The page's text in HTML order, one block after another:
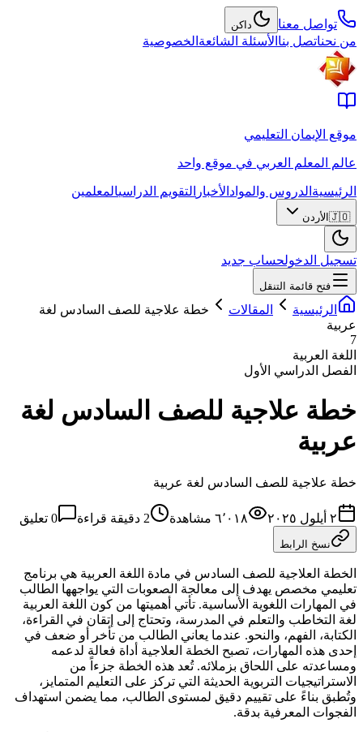
تواصل معنا داكن
من نحناتصل بنا الأسئلة الشائعة الخصوصية
موقع الإيمان التعليمي
عالم المعلم العربي في موقع واحد
الرئيسية الدروس والمواد الأخبار التقويم الدراسيالمعلمين
🇯🇴 الأردن
تسجيل الدخولحساب جديد
فتح قائمة التنقل
الرئيسية المقالات
خطة علاجية للصف السادس لغة
عربية
7
اللغة العربية
الفصل الدراسي الأول
خطة علاجية للصف السادس لغة
عربية
خطة علاجية للصف السادس لغة عربية
٢ أيلول ٢٠٢٥ ٦٬٠١٨ مشاهدة 2 دقيقة قراءة 0 تعليق
نسخ الرابط
الخطة العلاجية للصف السادس في مادة اللغة العربية هي برنامج
تعليمي مخصص يهدف إلى معالجة الصعوبات التي يواجهها الطالب
في المهارات اللغوية الأساسية. تأتي أهميتها من كون اللغة العربية
لغة التخاطب والتعلم في المدرسة، وتحتاج إلى إتقان في القراءة،
الكتابة، الفهم، والنحو. عندما يعاني الطالب من تأخر أو ضعف في
إحدى هذه المهارات، تصبح الخطة العلاجية أداة فعالة لدعمه
ومساعدته على اللحاق بزملائه. تُعد هذه الخطة جزءاً من
الاستراتيجيات التربوية الحديثة التي تركز على التعليم المتمايز،
وتُطبق بناءً على تقييم دقيق لمستوى الطالب، مما يضمن استهداف
الفجوات المعرفية بدقة.